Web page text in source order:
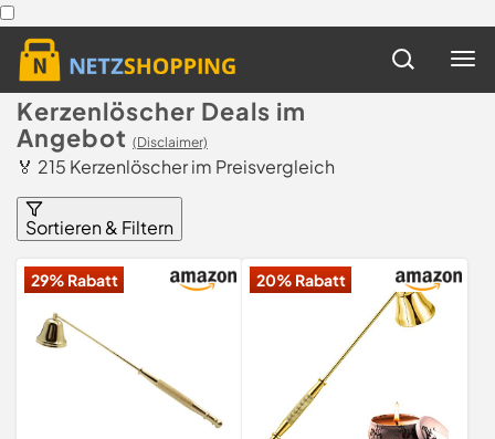
Kerzenlöscher Deals im
Angebot (Disclaimer)
🏅 215 Kerzenlöscher im Preisvergleich
Sortieren & Filtern
29% Rabatt 20% Rabatt